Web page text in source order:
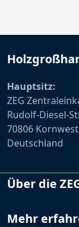
Hauptsitz:
ZEG
Rudolf-Diesel-
70806
Deutschland
Über die
Mehr